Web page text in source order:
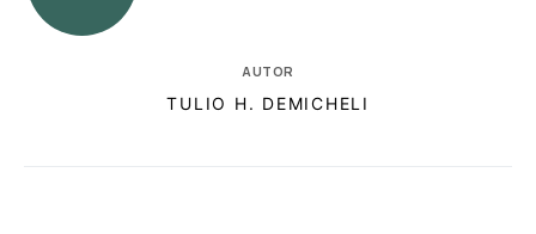
AUTOR
TULIO H. DEMICHELI